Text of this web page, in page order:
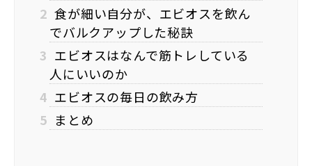
2 食が細い自分が、エビオスを飲ん
でバルクアップした秘訣
3 エビオスはなんで筋トレしている
人にいいのか
4 エビオスの毎日の飲み方
5 まとめ